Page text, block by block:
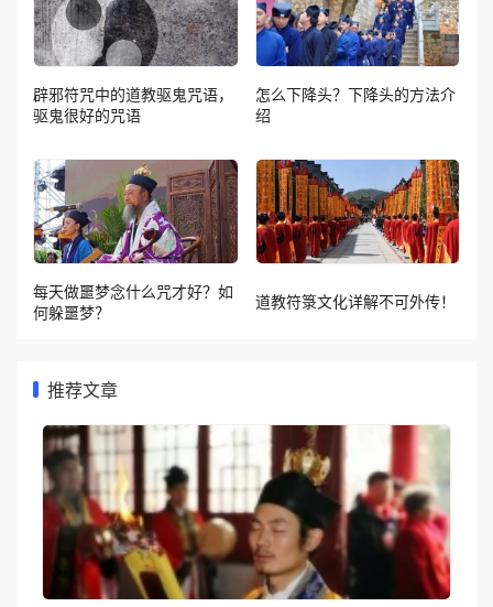
辟邪符咒中的道教驱鬼咒语，
驱鬼很好的咒语
怎么下降头？下降头的方法介
绍
每天做噩梦念什么咒才好？如
何躲噩梦？
道教符箓文化详解不可外传！
推荐文章